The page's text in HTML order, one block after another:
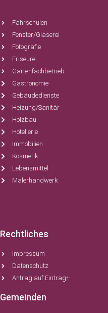
Fahrschulen
Fenster/Glaserei
Fotografie
Friseure
Gartenfachbetrieb
Gastronomie
Gebäudedienste
Heizung/Sanitär
Holzbau
Hotellerie
Immobilien
Kosmetik
Lebensmittel
Malerhandwerk
Rechtliches
Impressum
Datenschutz
Antrag auf Eintrag+
Gemeinden